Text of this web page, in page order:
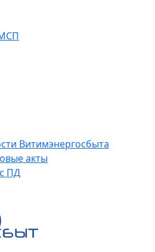
Витимэнергосбыта
акты
ПД